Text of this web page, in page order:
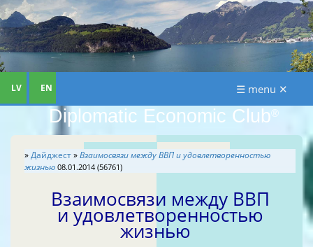
Diplomatic Economic Club®
LV EN ☰ menu ✕
»Дайджест»Взаимосвязи между ВВП и удовлетворенностью
жизнью 08.01.2014 (56761)
Взаимосвязи между ВВП
и удовлетворенностью
жизнью